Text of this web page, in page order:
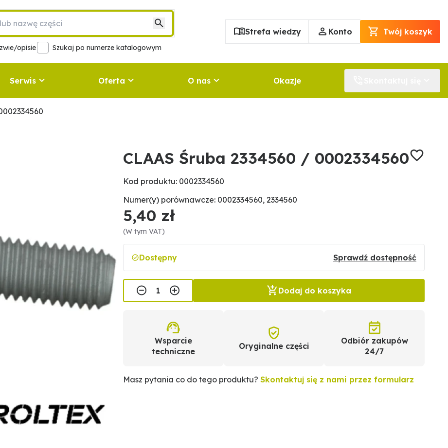
opisie Szukaj po numerze katalogowym
Strefa wiedzy Konto Twój koszyk
Serwis Oferta O nas Okazje
CLAAS Śruba 2334560 / 0002334560
Kod produktu: 0002334560
Numer(y) porównawcze: 0002334560, 2334560
5,40 zł
(W tym VAT)
Dostępny Sprawdź dostępność
Dodaj do koszyka
Wsparcie
techniczne
Oryginalne części
Odbiór zakupów
24/7
Masz pytania co do tego produktu? Skontaktuj się z nami przez formularz